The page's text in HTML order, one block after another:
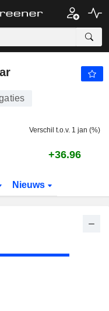
Verschil t.o.v. 1 jan (%)
+36.96
Nieuws